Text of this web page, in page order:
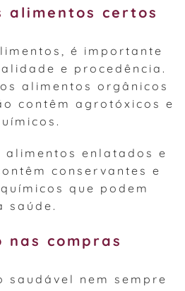
alimentos certos
é importante
e procedência.
alimentos orgânicos
contêm agrotóxicos e
alimentos enlatados e
conservantes e
que podem
saúde.
nas compras
saudável nem sempre